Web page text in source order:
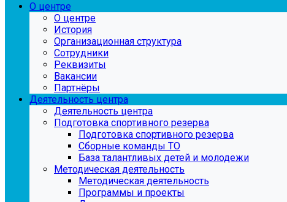
О центре
О центре
История
Организационная структура
Сотрудники
Реквизиты
Вакансии
Партнёры
Деятельность центра
Деятельность центра
Подготовка спортивного резерва
Подготовка спортивного резерва
Сборные команды ТО
База талантливых детей и молодежи
Методическая деятельность
Методическая деятельность
Программы и проекты